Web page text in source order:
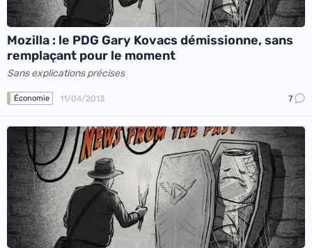
Mozilla : le PDG Gary Kovacs démissionne, sans
remplaçant pour le moment
Sans explications précises
Économie 11/04/2013 7